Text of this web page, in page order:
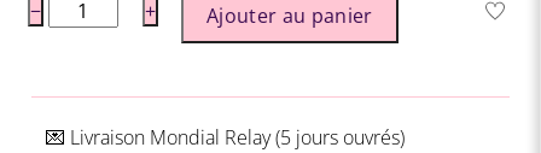
−
quantité
Départ
en
+ Ajouter au panier
💌 Livraison Mondial Relay (5 jours ouvrés)